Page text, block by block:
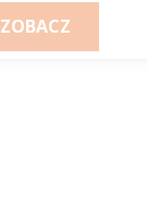
ZOBACZ